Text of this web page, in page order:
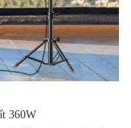
360W